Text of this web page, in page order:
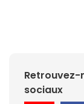
Retrouvez-
sociaux